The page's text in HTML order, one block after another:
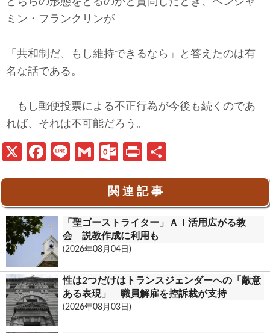
ミン・フランクリンが
「共和制だ、もし維持できるなら」と答えたのは有
名な話である。
もし郵便投票による不正行為が今後も続くのであ
れば、それは不可能だろう。
X
Fa
o
o
k
Li
G
ail
O
lo
o
k.
c
o
m
Pr
t
関 連 記 事
「聖ゴーストライター」ＡＩ活用広がる教
会 説教作成に利用も
(2026年08月04日)
性は2つだけはトランスジェンダーへの「敵意
ある表現」 職員解雇を控訴裁が支持
(2026年08月03日)